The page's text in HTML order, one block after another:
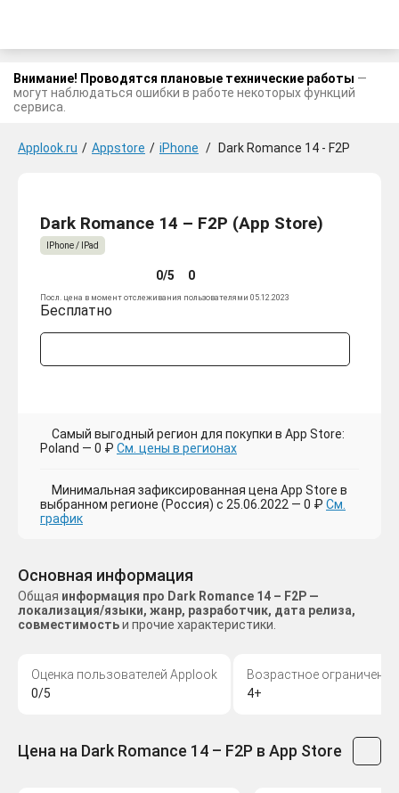
Внимание! Проводятся плановые технические работы —
могут наблюдаться ошибки в работе некоторых функций
сервиса.
Applook.ru / Appstore / iPhone / Dark Romance 14 - F2P
Dark Romance 14 – F2P (App Store)
IPhone / IPad
0/5 0
Посл. цена в момент отслеживания пользователями 05.12.2023
Бесплатно
Самый выгодный регион для покупки в App Store:
Poland — 0 ₽ См. цены в регионах
Минимальная зафиксированная цена App Store в
выбранном регионе (Россия) с 25.06.2022 — 0 ₽ См.
график
Основная информация
Общая информация про Dark Romance 14 – F2P —
локализация/языки, жанр, разработчик, дата релиза,
совместимостьи прочие характеристики.
Оценка пользователей Applook
0/5
Возрастное ограничение
4+
Цена на Dark Romance 14 – F2P в App Store